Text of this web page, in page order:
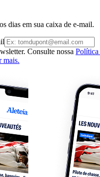
dias em sua caixa de e-mail.
Consulte nossa Política
mais.